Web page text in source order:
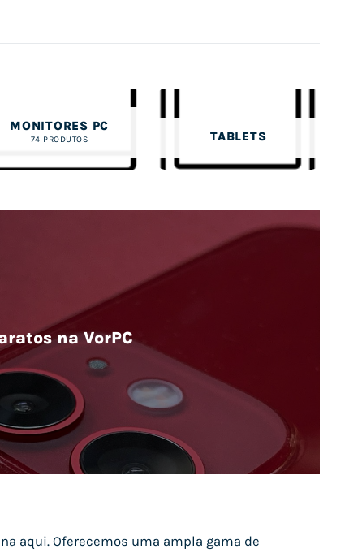
MONITORES PC
74 PRODUTOS TABLETS
na VorPC
aqui. Oferecemos uma ampla gama de